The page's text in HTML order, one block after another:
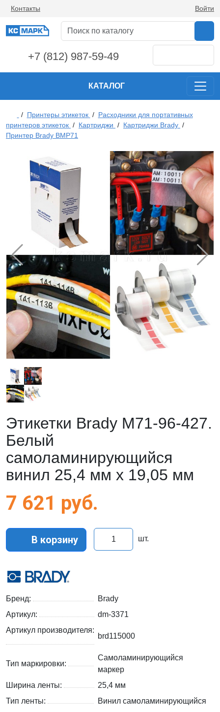
Контакты Войти
+7 (812) 987-59-49
КАТАЛОГ
/ Принтеры этикеток / Расходники для портативных
принтеров этикеток / Картриджи / Картриджи Brady /
Принтер Brady BMP71
Этикетки Brady M71-96-427.
Белый
самоламинирующийся
винил 25,4 мм х 19,05 мм
7 621 руб.
В корзину шт.
Бренд:
Brady
Артикул:
dm-3371
Артикул производителя:
brd115000
Тип маркировки:
Самоламинирующийся
маркер
Ширина ленты:
25,4 мм
Тип ленты:
Винил самоламинирующийся